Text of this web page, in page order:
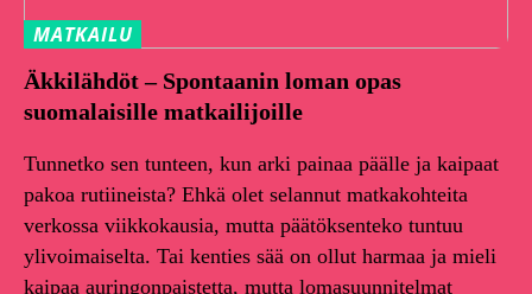
MATKAILU
Äkkilähdöt – Spontaanin loman opas
suomalaisille matkailijoille
Tunnetko sen tunteen, kun arki painaa päälle ja kaipaat
pakoa rutiineista? Ehkä olet selannut matkakohteita
verkossa viikkokausia, mutta päätöksenteko tuntuu
ylivoimaiselta. Tai kenties sää on ollut harmaa ja mieli
kaipaa auringonpaistetta, mutta lomasuunnitelmat